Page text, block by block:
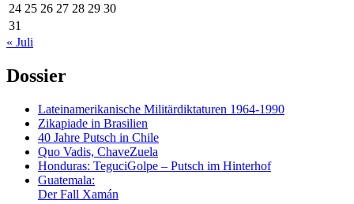
24 25 26 27 28 29 30
31
« Juli
Dossier
Lateinamerikanische Militärdiktaturen 1964-1990
Zikapiade in Brasilien
40 Jahre Putsch in Chile
Quo Vadis, ChaveZuela
Honduras: TeguciGolpe – Putsch im Hinterhof
Guatemala:
Der Fall Xamán